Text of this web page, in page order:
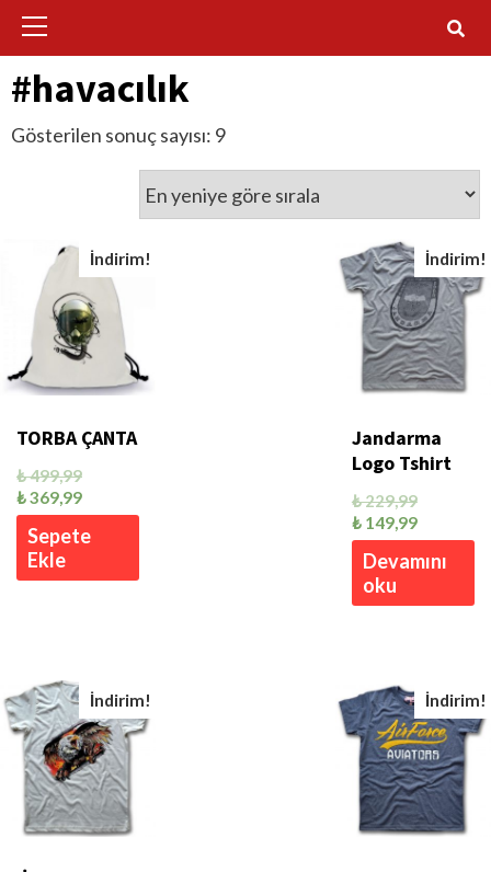
Primary
#havacılık
Gösterilen sonuç sayısı: 9
İndirim!
TORBA ÇANTA
₺499,99
₺369,99
Sepete
Ekle
İndirim!
Jandarma
Logo Tshirt
₺229,99
₺149,99
Devamını
oku
İndirim! İndirim!